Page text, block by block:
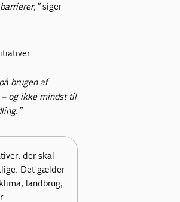
siger
brugen af
og ikke mindst til
der skal
Det gælder
landbrug,